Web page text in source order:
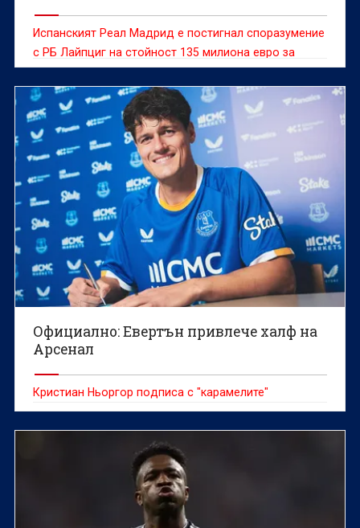
Испанският Реал Мадрид е постигнал споразумение
с РБ Лайпциг на стойност 135 милиона евро за
нападателя от Кот д'Ивоар Ян Диоманде, съобщава
Press Association.
Официално: Евертън привлече халф на
Арсенал
Кристиан Ньоргор подписа с "карамелите"